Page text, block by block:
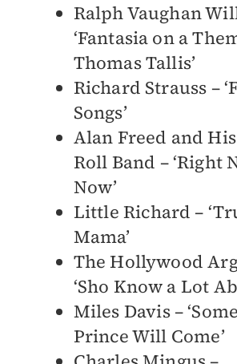
Ralph Vaughan
‘Fantasia on a
Thomas Tallis’
Richard Strauss –
Songs’
Alan Freed and His
Roll Band – ‘Right
Now’
Little Richard –
Mama’
The Hollywood
‘Sho Know a Lot
Miles Davis –
Prince Will Come’